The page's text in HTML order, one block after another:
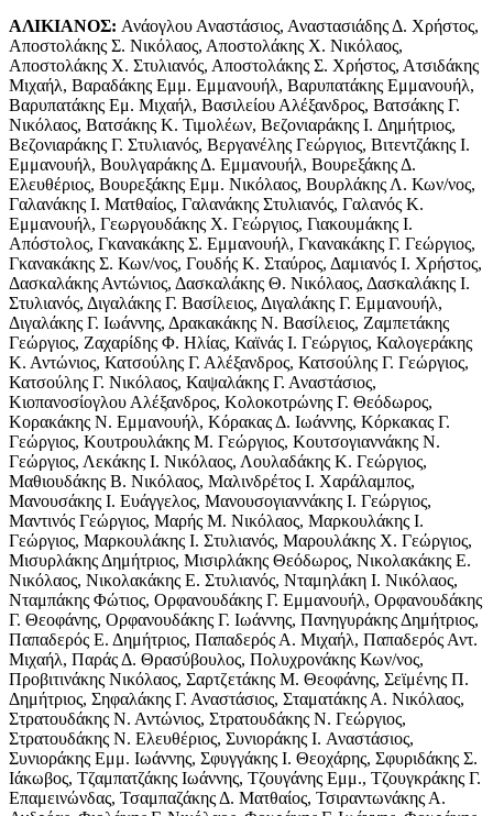
ΑΛΙΚΙΑΝΟΣ: Ανάογλου Αναστάσιος, Αναστασιάδης Δ. Χρήστος,
Αποστολάκης Σ. Νικόλαος, Αποστολάκης X. Νικόλαος,
Αποστολάκης X. Στυλιανός, Αποστολάκης Σ. Χρήστος, Ατσιδάκης
Μιχαήλ, Βαραδάκης Εμμ. Εμμανουήλ, Βαρυπατάκης Εμμανουήλ,
Βαρυπατάκης Εμ. Μιχαήλ, Βασιλείου Αλέξανδρος, Βατσάκης Γ.
Νικόλαος, Βατσάκης Κ. Τιμολέων, Βεζονιαράκης I. Δημήτριος,
Βεζονιαράκης Γ. Στυλιανός, Βεργανέλης Γεώργιος, Βιτεντζάκης I.
Εμμανουήλ, Βουλγαράκης Δ. Εμμανουήλ, Βουρεξάκης Δ.
Ελευθέριος, Βουρεξάκης Εμμ. Νικόλαος, Βουρλάκης Λ. Κων/νος,
Γαλανάκης I. Ματθαίος, Γαλανάκης Στυλιανός, Γαλανός Κ.
Εμμανουήλ, Γεωργουδάκης X. Γεώργιος, Γιακουμάκης I.
Απόστολος, Γκανακάκης Σ. Εμμανουήλ, Γκανακάκης Γ. Γεώργιος,
Γκανακάκης Σ. Κων/νος, Γουδής Κ. Σταύρος, Δαμιανός I. Χρήστος,
Δασκαλάκης Αντώνιος, Δασκαλάκης Θ. Νικόλαος, Δασκαλάκης I.
Στυλιανός, Διγαλάκης Γ. Βασίλειος, Διγαλάκης Γ. Εμμανουήλ,
Διγαλάκης Γ. Ιωάννης, Δρακακάκης Ν. Βασίλειος, Ζαμπετάκης
Γεώργιος, Ζαχαρίδης Φ. Ηλίας, Καϊνάς I. Γεώργιος, Καλογεράκης
Κ. Αντώνιος, Κατσούλης Γ. Αλέξανδρος, Κατσούλης Γ. Γεώργιος,
Κατσούλης Γ. Νικόλαος, Καψαλάκης Γ. Αναστάσιος,
Κιοπανοσίογλου Αλέξανδρος, Κολοκοτρώνης Γ. Θεόδωρος,
Κορακάκης Ν. Εμμανουήλ, Κόρακας Δ. Ιωάννης, Κόρκακας Γ.
Γεώργιος, Κουτρουλάκης Μ. Γεώργιος, Κουτσογιαννάκης Ν.
Γεώργιος, Λεκάκης I. Νικόλαος, Λουλαδάκης Κ. Γεώργιος,
Μαθιουδάκης Β. Νικόλαος, Μαλινδρέτος I. Χαράλαμπος,
Μανουσάκης I. Ευάγγελος, Μανουσογιαννάκης I. Γεώργιος,
Μαντινός Γεώργιος, Μαρής Μ. Νικόλαος, Μαρκουλάκης I.
Γεώργιος, Μαρκουλάκης I. Στυλιανός, Μαρουλάκης Χ. Γεώργιος,
Μισυρλάκης Δημήτριος, Μισιρλάκης Θεόδωρος, Νικολακάκης Ε.
Νικόλαος, Νικολακάκης Ε. Στυλιανός, Νταμηλάκη I. Νικόλαος,
Νταμπάκης Φώτιος, Ορφανουδάκης Γ. Εμμανουήλ, Ορφανουδάκης
Γ. Θεοφάνης, Ορφανουδάκης Γ. Ιωάννης, Πανηγυράκης Δημήτριος,
Παπαδερός Ε. Δημήτριος, Παπαδερός Α. Μιχαήλ, Παπαδερός Αντ.
Μιχαήλ, Παράς Δ. Θρασύβουλος, Πολυχρονάκης Κων/νος,
Προβιτινάκης Νικόλαος, Σαρτζετάκης Μ. Θεοφάνης, Σεϊμένης Π.
Δημήτριος, Σηφαλάκης Γ. Αναστάσιος, Σταματάκης Α. Νικόλαος,
Στρατουδάκης Ν. Αντώνιος, Στρατουδάκης Ν. Γεώργιος,
Στρατουδάκης Ν. Ελευθέριος, Συνιοράκης I. Αναστάσιος,
Συνιοράκης Εμμ. Ιωάννης, Σφυγγάκης I. Θεοχάρης, Σφυριδάκης Σ.
Ιάκωβος, Τζαμπατζάκης Ιωάννης, Τζουγάνης Εμμ., Τζουγκράκης Γ.
Επαμεινώνδας, Τσαμπαζάκης Δ. Ματθαίος, Τσιραντωνάκης Α.